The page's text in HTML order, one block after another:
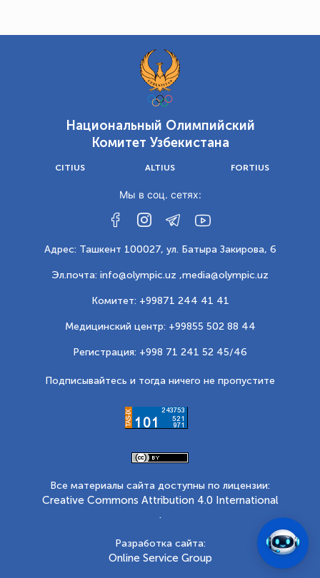
Национальный Олимпийский
Комитет Узбекистана
CITIUS ALTIUS FORTIUS
Мы в соц. сетях:
Адрес: Ташкент 100027, ул. Батыра Закирова, 6
Эл.почта: info@olympic.uz ,media@olympic.uz
Комитет: +99871 244 41 41
Медицинский центр: +99855 502 88 44
Регистрация: +998 71 241 52 45/46
Подписывайтесь и тогда ничего не пропустите
Все материалы сайта доступны по лицензии:
Creative Commons Attribution 4.0 International
.
Разработка сайта:
Online Service Group